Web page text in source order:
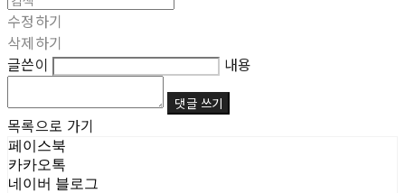
수정하기
삭제하기
글쓴이
내용
댓글 쓰기
목록으로 가기
페이스북
카카오톡
네이버 블로그